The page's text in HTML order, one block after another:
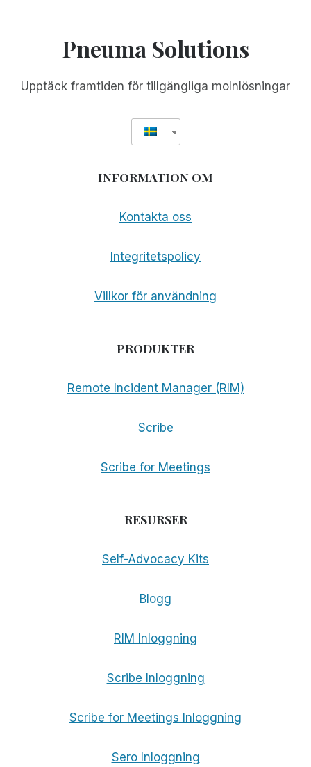
Pneuma Solutions
Upptäck framtiden för tillgängliga molnlösningar
INFORMATION OM
Kontakta oss
Integritetspolicy
Villkor för användning
PRODUKTER
Remote Incident Manager (RIM)
Scribe
Scribe for Meetings
RESURSER
Self-Advocacy Kits
Blogg
RIM Inloggning
Scribe Inloggning
Scribe for Meetings Inloggning
Sero Inloggning